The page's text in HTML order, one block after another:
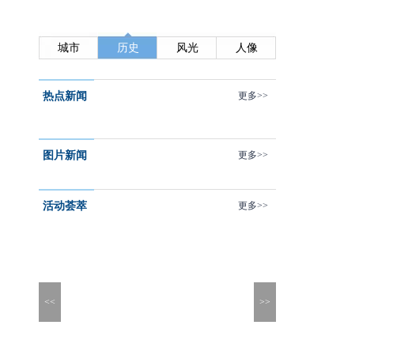
城市 历史 风光 人像
热点新闻 更多>>
图片新闻 更多>>
活动荟萃 更多>>
>>
<<